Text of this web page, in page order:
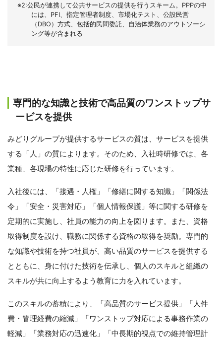
※2:公民が連携して公共サービスの提供を行うスキーム。PPPの中
には、PFI、指定管理者制度、市場化テスト、公設民営
（DBO）方式、包括的民間委託、自治体業務のアウトソーシ
ング等が含まれる
専門的な知識と技術で高品質のワンストップサ
ービスを提供
みどりグループが提供するサービスの質は、サービスを提供
する「人」の質によります。そのため、入社時研修では、各
業種、各現場の特性に応じた研修を行っています。
入社後には、「接遇・人権」「修繕に関する知識」「関係法
令」「安全・災害対応」「個人情報保護」等に関する研修を
定期的に実施し、社員の能力の向上を図ります。また、資格
取得制度を設け、職務に関係する資格の取得を奨励。専門的
な知識や技術を持つ社員が、高い品質のサービスを提供する
とともに、身に付けた技術を伝承し、個人のスキルと組織の
スキルが共に向上するよう教育に力を入れています。
このスキルの蓄積により、「高品質のサービス提供」「人件
費・管理経費の縮減」「ワンストップ対応による事務作業の
軽減」「業務対応の迅速化」「中長期的視点での維持管理計